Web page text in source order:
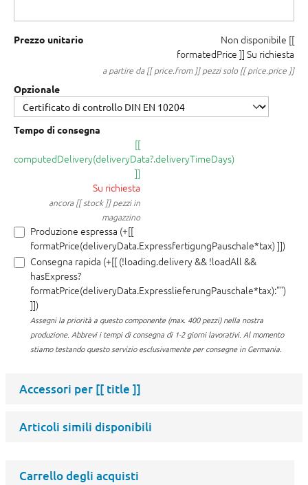
Prezzo unitario Non disponibile [[
formatedPrice ]] Su richiesta
a partire da [[ price.from ]] pezzi solo [[ price.price ]]
Opzionale
Tempo di consegna
[[
computedDelivery(deliveryData?.deliveryTimeDays)
]]
Su richiesta
ancora [[ stock ]] pezzi in
magazzino
Produzione espressa (+[[
formatPrice(deliveryData.ExpressfertigungPauschale*tax) ]])
Consegna rapida (+[[ (!loading.delivery && !loadAll &&
hasExpress?
formatPrice(deliveryData.ExpresslieferungPauschale*tax):"")
]])
Assegni la priorità a questo componente (max. 400 pezzi) nella nostra
produzione. Abbrevi i tempi di consegna di 1-2 giorni lavorativi. Al momento
stiamo testando questo servizio esclusivamente per consegne in Germania.
Accessori per [[ title ]]
Articoli simili disponibili
Carrello degli acquisti